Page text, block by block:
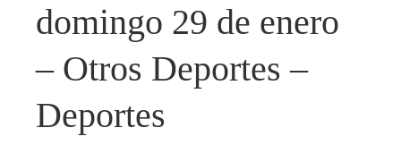
domingo 29 de enero
– Otros Deportes –
Deportes